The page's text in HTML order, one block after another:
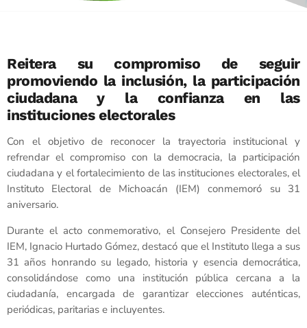
Reitera su compromiso de seguir
promoviendo la inclusión, la participación
ciudadana y la confianza en las
instituciones electorales
Con el objetivo de reconocer la trayectoria institucional y
refrendar el compromiso con la democracia, la participación
ciudadana y el fortalecimiento de las instituciones electorales, el
Instituto Electoral de Michoacán (IEM) conmemoró su 31
aniversario.
Durante el acto conmemorativo, el Consejero Presidente del
IEM, Ignacio Hurtado Gómez, destacó que el Instituto llega a sus
31 años honrando su legado, historia y esencia democrática,
consolidándose como una institución pública cercana a la
ciudadanía, encargada de garantizar elecciones auténticas,
periódicas, paritarias e incluyentes.